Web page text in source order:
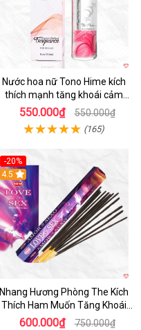
Nước hoa nữ Tono Hime kích
thích mạnh tăng khoái cảm
chàng mê
550.000₫ 550.000₫
(165)
-20%
4.5
Nhang Hương Phòng The Kích
Thích Ham Muốn Tăng Khoái
Cảm
600.000₫ 750.000₫